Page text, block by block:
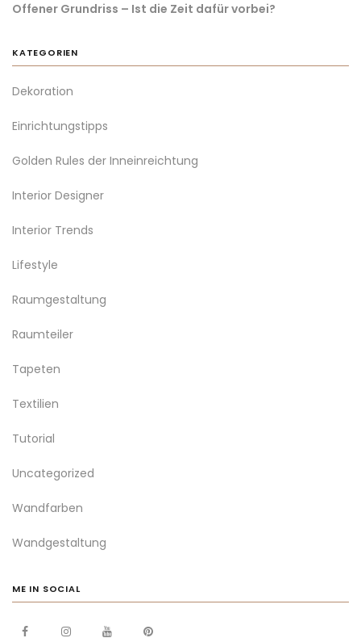
Offener Grundriss – Ist die Zeit dafür vorbei?
KATEGORIEN
Dekoration
Einrichtungstipps
Golden Rules der Inneinreichtung
Interior Designer
Interior Trends
Lifestyle
Raumgestaltung
Raumteiler
Tapeten
Textilien
Tutorial
Uncategorized
Wandfarben
Wandgestaltung
ME IN SOCIAL